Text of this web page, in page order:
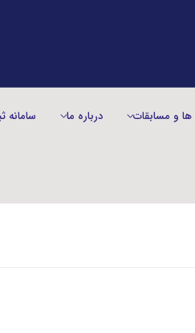
ها و مسابقات درباره ما سامانه